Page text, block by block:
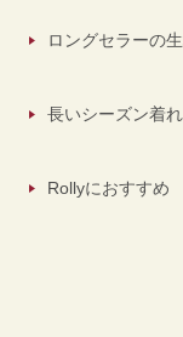
ロングセラーの
長いシーズン着
Rollyにおすすめ